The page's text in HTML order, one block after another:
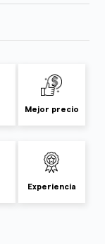
Mejor precio
Experiencia